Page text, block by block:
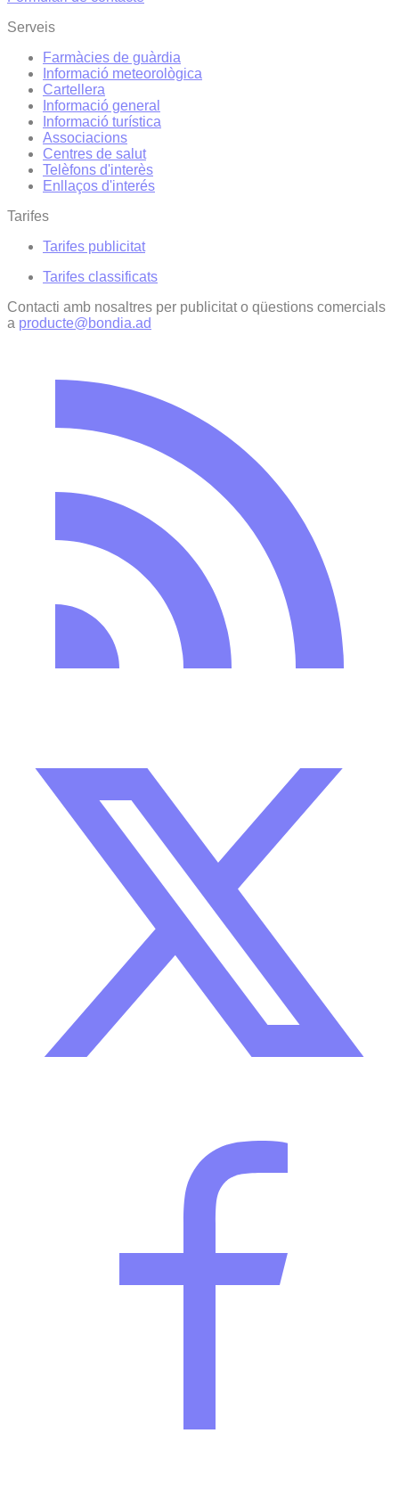
Serveis
Farmàcies de guàrdia
Informació meteorològica
Cartellera
Informació general
Informació turística
Associacions
Centres de salut
Telèfons d'interès
Enllaços d'interés
Tarifes
Tarifes publicitat
Tarifes classificats
Contacti amb nosaltres per publicitat o qüestions comercials
a producte@bondia.ad